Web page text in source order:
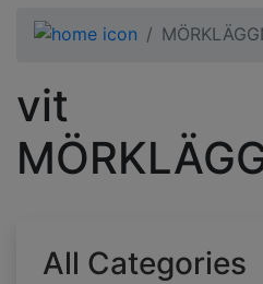
vit
All Categories